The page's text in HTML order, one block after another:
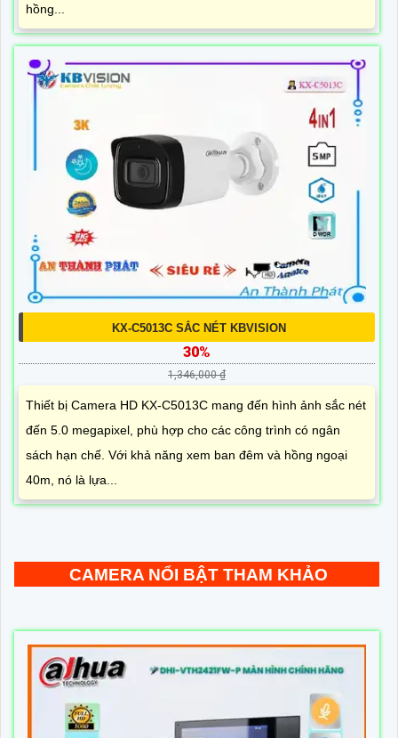
hồng...
KX-C5013C SẮC NÉT KBVISION
30%
1,346,000 ₫
Thiết bị Camera HD KX-C5013C mang đến hình ảnh sắc nét
đến 5.0 megapixel, phù hợp cho các công trình có ngân
sách hạn chế. Với khả năng xem ban đêm và hồng ngoại
40m, nó là lựa...
CAMERA NỔI BẬT THAM KHẢO